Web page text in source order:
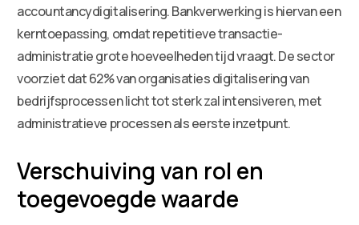
accountancydigitalisering. Bankverwerking is hiervan een
kerntoepassing, omdat repetitieve transactie-
administratie grote hoeveelheden tijd vraagt. De sector
voorziet dat 62% van organisaties digitalisering van
bedrijfsprocessen licht tot sterk zal intensiveren, met
administratieve processen als eerste inzetpunt.
Verschuiving van rol en
toegevoegde waarde